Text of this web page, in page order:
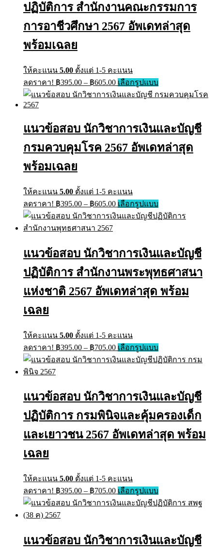
be
chosen
on
the
ปฏิบัติการ สำนักงานคณะกรรมการ
การอาชีวศึกษา 2567 อัพเดทล่าสุด
พร้อมเฉลย
ให้คะแนน 5.00 ตั้งแต่ 1-5 คะแนน
ลดราคา! ฿395.00 – ฿605.00Price
range:
฿395.00
เลือกรูปแบบThis
product
has
The
options
may
be
แนวข้อสอบ นักวิชาการเงินและบัญชี
กรมควบคุมโรค 2567 อัพเดทล่าสุด
พร้อมเฉลย
ให้คะแนน 5.00 ตั้งแต่ 1-5 คะแนน
ลดราคา! ฿395.00 – ฿605.00Price
range:
฿395.00
เลือกรูปแบบThis
product
has
options
be
chosen
on
the
แนวข้อสอบ นักวิชาการเงินและบัญชี
ปฏิบัติการ สำนักงานพระพุทธศาสนา
แห่งชาติ 2567 อัพเดทล่าสุด พร้อม
เฉลย
ให้คะแนน 5.00 ตั้งแต่ 1-5 คะแนน
ลดราคา! ฿395.00 – ฿705.00Price
range:
฿395.00
เลือกรูปแบบThis
product
has
options
be
chosen
on
the
แนวข้อสอบ นักวิชาการเงินและบัญชี
ปฏิบัติการ กรมพินิจและคุ้มครองเด็ก
และเยาวชน 2567 อัพเดทล่าสุด พร้อม
เฉลย
ให้คะแนน 5.00 ตั้งแต่ 1-5 คะแนน
ลดราคา! ฿395.00 – ฿705.00Price
range:
฿395.00
เลือกรูปแบบThis
product
has
options
แนวข้อสอบ นักวิชาการเงินและบัญชี